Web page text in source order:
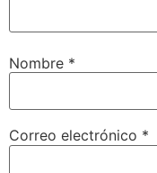
Nombre *
Correo electrónico *